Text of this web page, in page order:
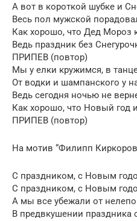
А вот в короткой шубке и
Весь пол мужской
Как хорошо, что Дед Мороз
Ведь праздник без
ПРИПЕВ (повтор)
Мы у елки кружимся, в
От водки и шампанского у
Ведь сегодня ночью не
Как хорошо, что Новый год
ПРИПЕВ (повтор)
На мотив “Филипп
С праздником, с Новым
С праздником, с Новым
А мы все убежали от
В предвкушении праздника